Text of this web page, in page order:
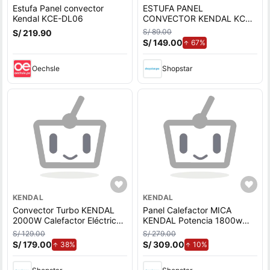
Estufa Panel convector
Kendal KCE-DL06
S/ 219.90
Oechsle
ESTUFA PANEL
CONVECTOR KENDAL KCE-
DL06N NEGRO
S/ 89.00
S/ 149.00 67%de aumento.
Shopstar
KENDAL
Convector Turbo KENDAL
2000W Calefactor Eléctrico
Portátil
S/ 129.00
S/ 179.00 38%
KENDAL
Panel Calefactor MICA
KENDAL Potencia 1800w
Cobertura 18m2 Instalación
Piso/Muro
S/ 279.00
S/ 309.00 10%de aumento.